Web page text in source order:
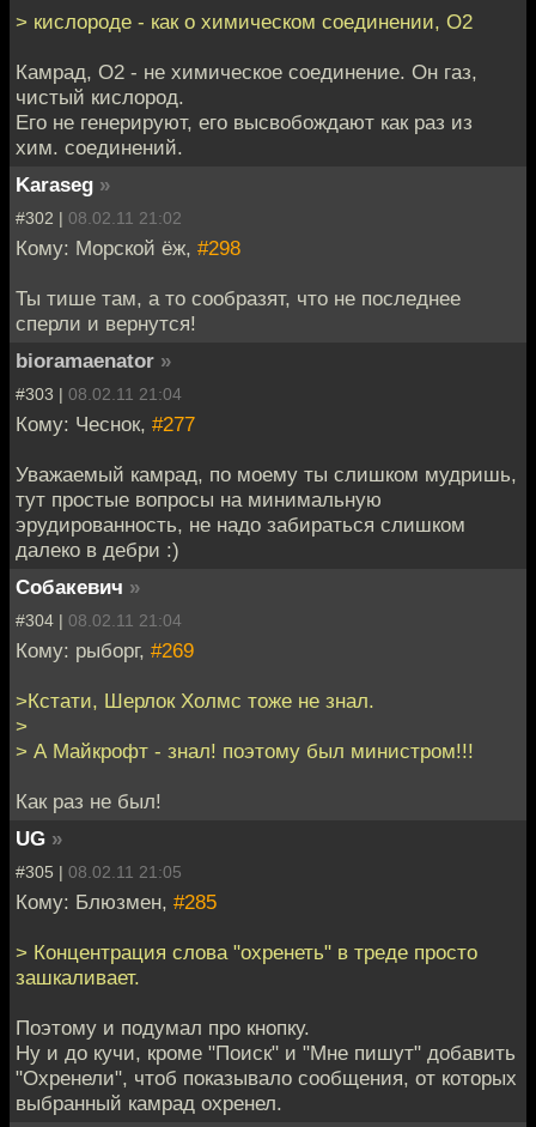
> кислороде - как о химическом соединении, О2
Камрад, О2 - не химическое соединение. Он газ,
чистый кислород.
Его не генерируют, его высвобождают как раз из
хим. соединений.
Karaseg »
#302 | 08.02.11 21:02
Кому: Морской ёж, #298
Ты тише там, а то сообразят, что не последнее
сперли и вернутся!
bioramaenator »
#303 | 08.02.11 21:04
Кому: Чеснок, #277
Уважаемый камрад, по моему ты слишком мудришь,
тут простые вопросы на минимальную
эрудированность, не надо забираться слишком
далеко в дебри :)
Собакевич »
#304 | 08.02.11 21:04
Кому: рыборг, #269
>Кстати, Шерлок Холмс тоже не знал.
>
> А Майкрофт - знал! поэтому был министром!!!
Как раз не был!
UG »
#305 | 08.02.11 21:05
Кому: Блюзмен, #285
> Концентрация слова "охренеть" в треде просто
зашкаливает.
Поэтому и подумал про кнопку.
Ну и до кучи, кроме "Поиск" и "Мне пишут" добавить
"Охренели", чтоб показывало сообщения, от которых
выбранный камрад охренел.